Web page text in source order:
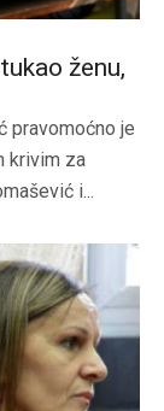
ženu,
pravomoćno je
krivim za
i...